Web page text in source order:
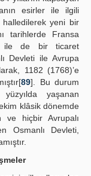
esirler ile ilgili
halledilerek yeni bir
tarihlerde Fransa
ile de bir ticaret
Devleti ile Avrupa
1182 (1768)’e
89]. Bu durum
yaşanan
klâsik dönemde
ve hiçbir Avrupalı
Osmanlı Devleti,